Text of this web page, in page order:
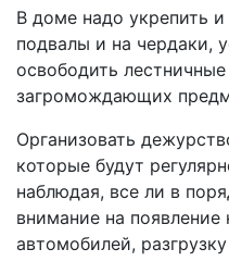
В доме надо укрепить
подвалы и на чердаки,
освободить
загромождающих
Организовать
которые будут
наблюдая, все ли в
внимание на
автомобилей,